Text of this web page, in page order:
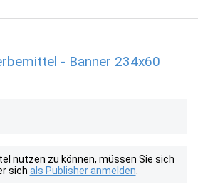
- Banner 234x60
nutzen zu können, müssen Sie sich
sich als Publisher anmelden